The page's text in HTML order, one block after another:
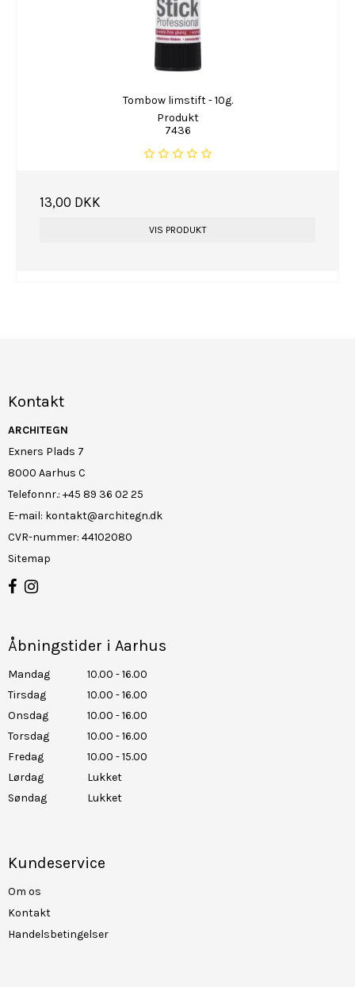
Tombow limstift - 10g.
Produkt
7436
13,00 DKK
VIS PRODUKT
Kontakt
ARCHITEGN
Exners Plads 7
8000 Aarhus C
Telefonnr.: +45 89 36 02 25
E-mail: kontakt@architegn.dk
CVR-nummer: 44102080
Sitemap
Åbningstider i Aarhus
Mandag
10.00 - 16.00
Tirsdag
10.00 - 16.00
Onsdag
10.00 - 16.00
Torsdag
10.00 - 16.00
Fredag
10.00 - 15.00
Lørdag
Lukket
Søndag
Lukket
Kundeservice
Om os
Kontakt
Handelsbetingelser